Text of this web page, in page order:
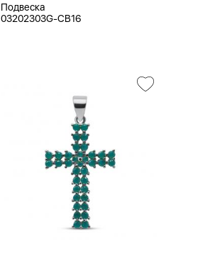
Подвеска
03202303G-CB16